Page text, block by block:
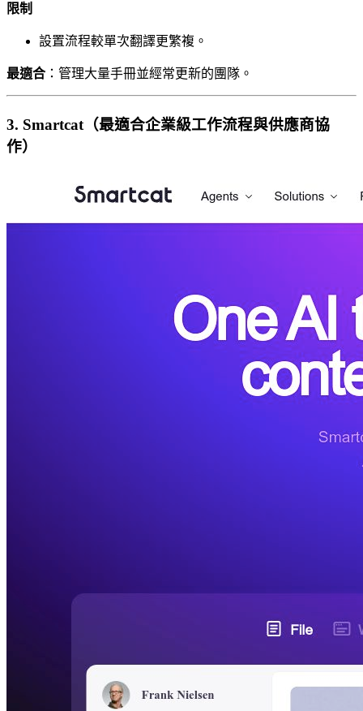
限制
設置流程較單次翻譯更繁複。
最適合 ：管理大量手冊並經常更新的團隊。
3. Smartcat（最適合企業級工作流程與供應商協
作）